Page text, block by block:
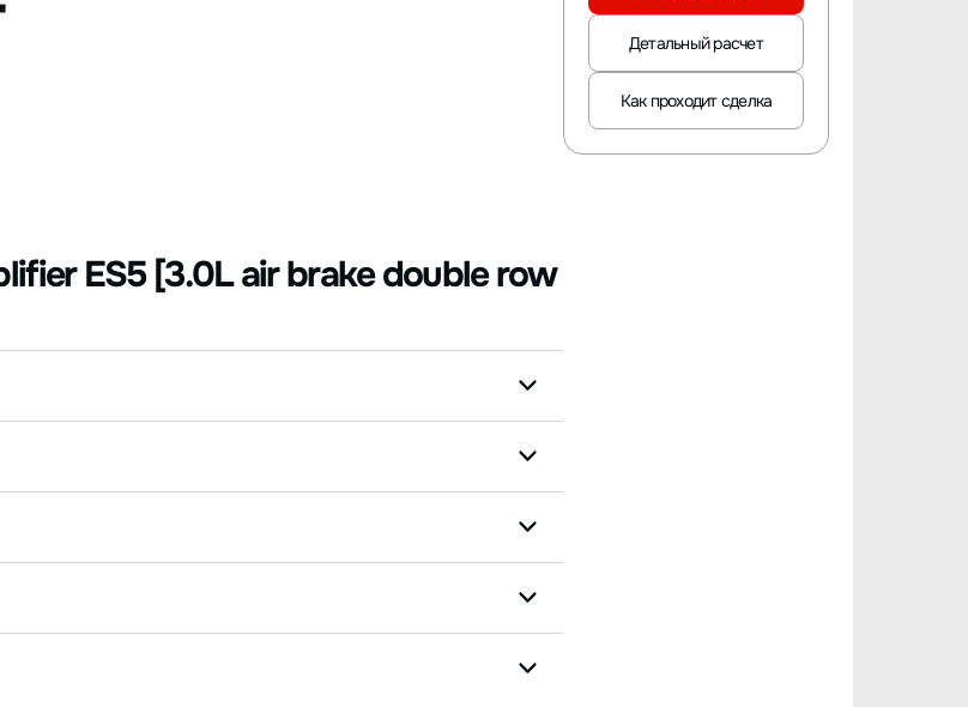
ES5 [3.0L air brake double row
Детальный расчет
Как проходит сделка